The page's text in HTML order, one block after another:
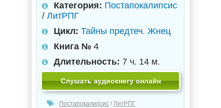
Категория: Постапокалипсис
/ ЛитРПГ
Цикл: Тайны предтеч. Жнец
Книга № 4
Длительность: 7 ч. 14 м.
Слушать аудиокнигу онлайн
Постапокалипсис / ЛитРПГ